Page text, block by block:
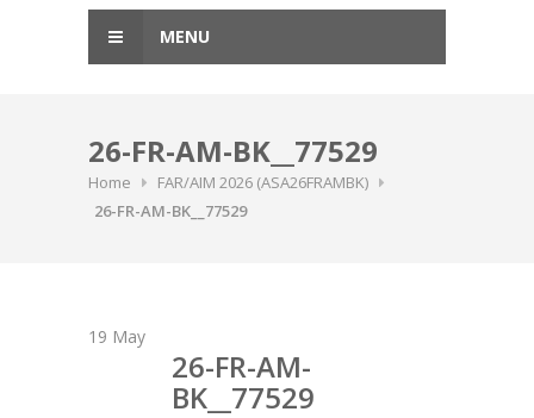
MENU
26-FR-AM-BK__77529
Home
FAR/AIM 2026 (ASA26FRAMBK)
26-FR-AM-BK__77529
19 May
26-FR-AM-
BK__77529